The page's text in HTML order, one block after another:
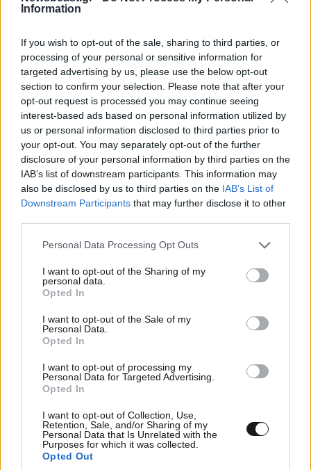
Information
If you wish to opt-out of the sale, sharing to third parties, or
processing of your personal or sensitive information for
targeted advertising by us, please use the below opt-out
section to confirm your selection. Please note that after your
opt-out request is processed you may continue seeing
interest-based ads based on personal information utilized by
us or personal information disclosed to third parties prior to
your opt-out. You may separately opt-out of the further
disclosure of your personal information by third parties on the
IAB’s list of downstream participants. This information may
also be disclosed by us to third parties on the IAB’s List of
Downstream Participants that may further disclose it to other
Please note that this website/app uses one or more Google
not limited to your visit or usage behaviour. You may click to
grant or deny consent to Google and its third-party tags to
use your data for below specified purposes in below Google
consent section.
Personal Data Processing Opt Outs
I want to opt-out of the Sharing of my
personal data.
Opted In
I want to opt-out of the Sale of my
Personal Data.
Opted In
I want to opt-out of processing my
Personal Data for Targeted Advertising.
Opted In
I want to opt-out of Collection, Use,
Retention, Sale, and/or Sharing of my
Personal Data that Is Unrelated with the
Purposes for which it was collected.
Opted Out
Καιρός: Επιμένει η ζέστη, ενισχύονται οι άνεμοι
– Σε ποιες περιοχές θα φτάσει τους 39°C
Εορτολόγιο: Ποιος γιορτάζει σήμερα 8